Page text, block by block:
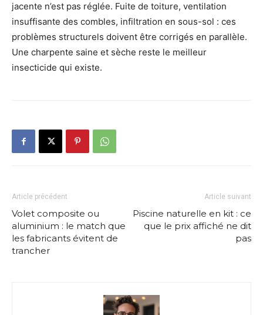
jacente n’est pas réglée. Fuite de toiture, ventilation
insuffisante des combles, infiltration en sous-sol : ces
problèmes structurels doivent être corrigés en parallèle.
Une charpente saine et sèche reste le meilleur
insecticide qui existe.
Article précédent
Volet composite ou
aluminium : le match que
les fabricants évitent de
trancher
Article suivant
Piscine naturelle en kit : ce
que le prix affiché ne dit
pas